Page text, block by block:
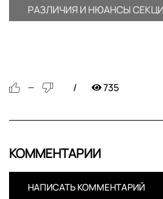
РАЗЛИЧИЯ И НЮАНСЫ
— 735
КОММЕНТАРИИ
НАПИСАТЬ КОММЕНТАРИЙ